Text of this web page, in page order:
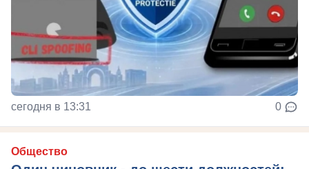
сегодня в 13:31 0
Общество